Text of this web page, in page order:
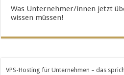
Was Unternehmer/innen jetzt
wissen müssen!
VPS-Hosting für Unternehmen – das